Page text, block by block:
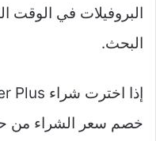
البروفيلات في الوقت
البحث.
خصم سعر الشراء من